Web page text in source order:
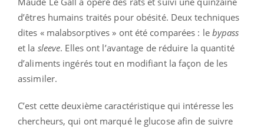
d’êtres humains traités pour obésité. Deux techniques
dites « malabsorptives » ont été comparées : le bypass
et la sleeve. Elles ont l’avantage de réduire la quantité
d’aliments ingérés tout en modifiant la façon de les
assimiler.
C’est cette deuxième caractéristique qui intéresse les
chercheurs, qui ont marqué le glucose afin de suivre